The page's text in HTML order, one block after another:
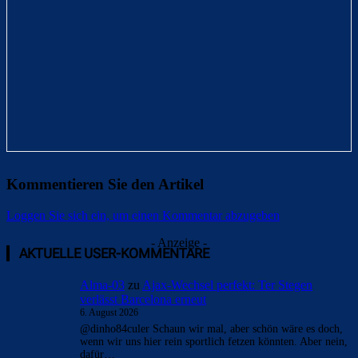
Kommentieren Sie den Artikel
Loggen Sie sich ein, um einen Kommentar abzugeben
- Anzeige -
AKTUELLE USER-KOMMENTARE
Alma-03 zu Ajax-Wechsel perfekt: Ter Stegen
verlässt Barcelona erneut
6. August 2026
@dinho84culer Schaun wir mal, aber schön wäre es doch,
wenn wir uns hier rein sportlich fetzen könnten. Aber nein,
dafür…